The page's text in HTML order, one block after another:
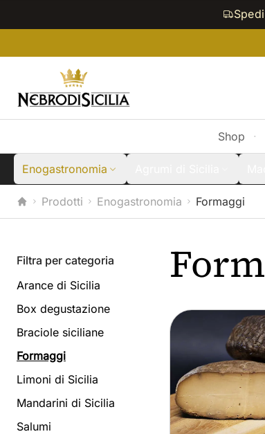
Shop ·
Enogastronomia
Prodotti Enogastronomia Formaggi
Filtra per categoria
Arance di Sicilia
Box degustazione
Braciole siciliane
Formaggi
Limoni di Sicilia
Mandarini di Sicilia
Salumi
I nostri prodotti